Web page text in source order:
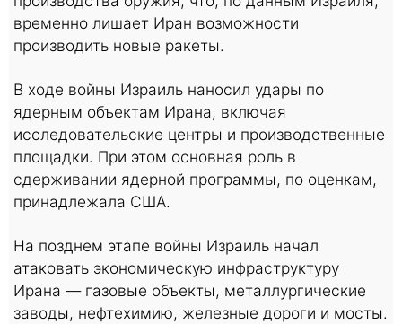
временно лишает Иран возможности
производить новые ракеты.
В ходе войны Израиль наносил удары по
ядерным объектам Ирана, включая
исследовательские центры и производственные
площадки. При этом основная роль в
сдерживании ядерной программы, по оценкам,
принадлежала США.
На позднем этапе войны Израиль начал
атаковать экономическую инфраструктуру
Ирана — газовые объекты, металлургические
заводы, нефтехимию, железные дороги и мосты.